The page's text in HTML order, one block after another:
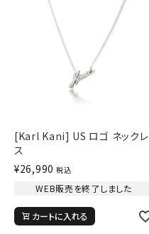
[Karl Kani] US ロゴ ネックレ
ス
¥26,990 税込
WEB販売を終了しました
カートに入れる